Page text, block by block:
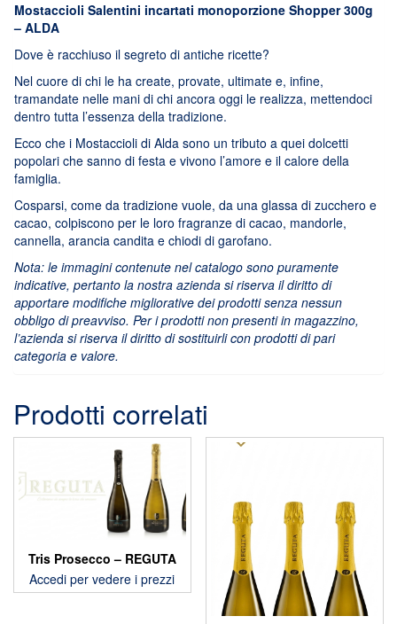
Mostaccioli Salentini incartati monoporzione Shopper 300g
– ALDA
Dove è racchiuso il segreto di antiche ricette?
Nel cuore di chi le ha create, provate, ultimate e, infine,
tramandate nelle mani di chi ancora oggi le realizza, mettendoci
dentro tutta l’essenza della tradizione.
Ecco che i Mostaccioli di Alda sono un tributo a quei dolcetti
popolari che sanno di festa e vivono l’amore e il calore della
famiglia.
Cosparsi, come da tradizione vuole, da una glassa di zucchero e
cacao, colpiscono per le loro fragranze di cacao, mandorle,
cannella, arancia candita e chiodi di garofano.
Nota: le immagini contenute nel catalogo sono puramente
indicative, pertanto la nostra azienda si riserva il diritto di
apportare modifiche migliorative dei prodotti senza nessun
obbligo di preavviso. Per i prodotti non presenti in magazzino,
l’azienda si riserva il diritto di sostituirli con prodotti di pari
categoria e valore.
Prodotti correlati
Tris Prosecco – REGUTA
Accedi per vedere i prezzi